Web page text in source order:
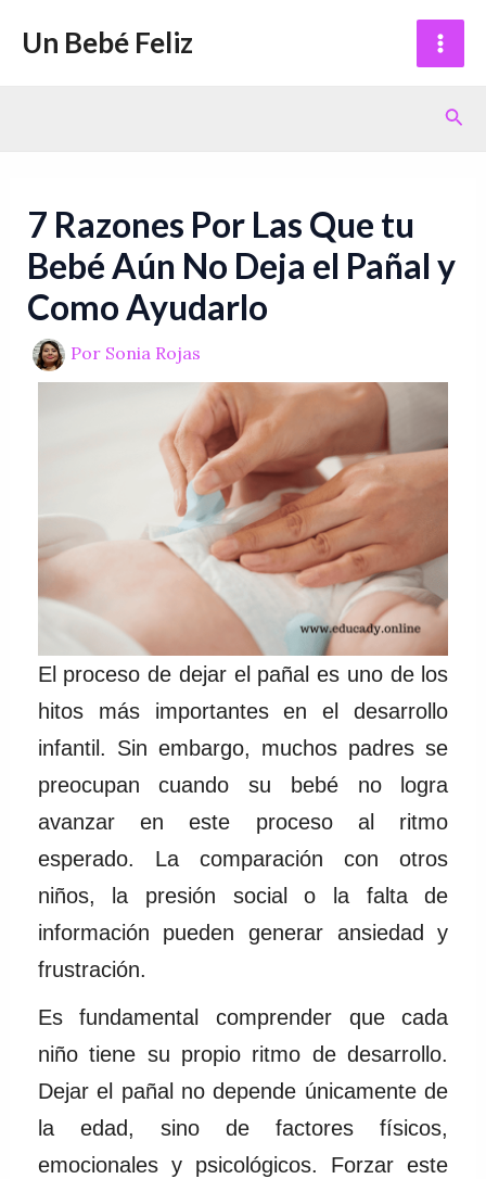
Un Bebé Feliz
7 Razones Por Las Que tu
Bebé Aún No Deja el Pañal y
Como Ayudarlo
Por Sonia Rojas
El proceso de dejar el pañal es uno de los
hitos más importantes en el desarrollo
infantil. Sin embargo, muchos padres se
preocupan cuando su bebé no logra
avanzar en este proceso al ritmo
esperado. La comparación con otros
niños, la presión social o la falta de
información pueden generar ansiedad y
frustración.
Es fundamental comprender que cada
niño tiene su propio ritmo de desarrollo.
Dejar el pañal no depende únicamente de
la edad, sino de factores físicos,
emocionales y psicológicos. Forzar este
de